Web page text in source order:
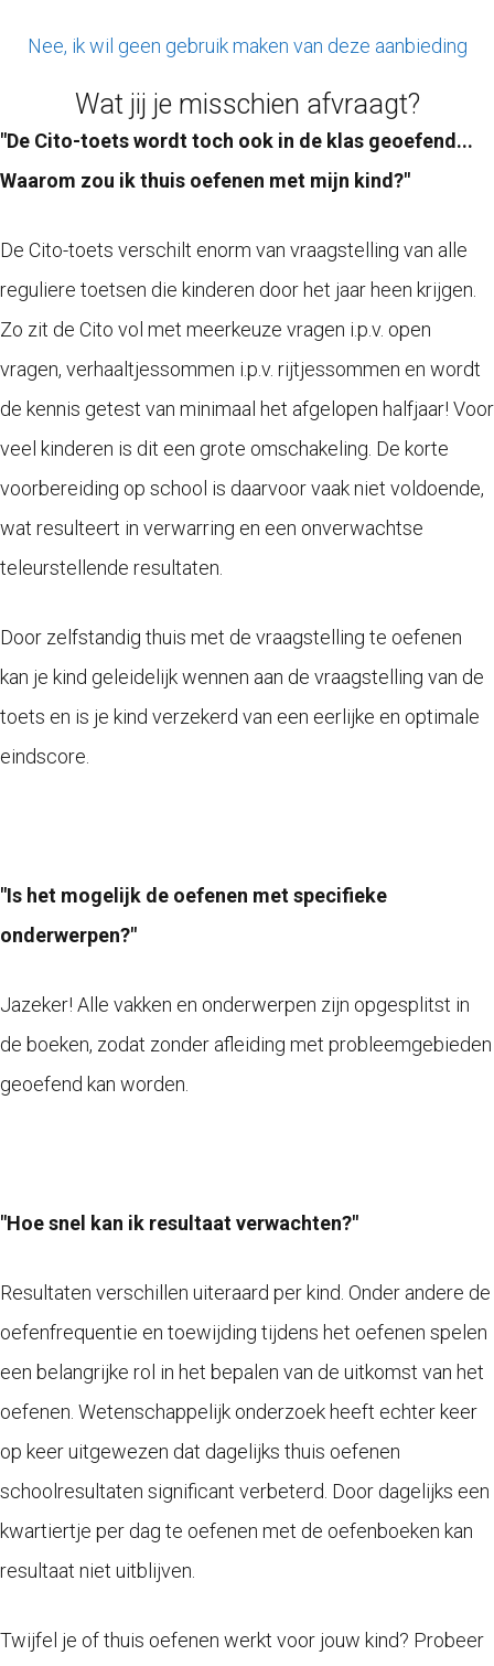
Nee, ik wil geen gebruik maken van deze aanbieding
Wat jij je misschien afvraagt?
"De Cito-toets wordt toch ook in de klas geoefend...
Waarom zou ik thuis oefenen met mijn kind?"
De Cito-toets verschilt enorm van vraagstelling van alle
reguliere toetsen die kinderen door het jaar heen krijgen.
Zo zit de Cito vol met meerkeuze vragen i.p.v. open
vragen, verhaaltjessommen i.p.v. rijtjessommen en wordt
de kennis getest van minimaal het afgelopen halfjaar! Voor
veel kinderen is dit een grote omschakeling. De korte
voorbereiding op school is daarvoor vaak niet voldoende,
wat resulteert in verwarring en een onverwachtse
teleurstellende resultaten.
Door zelfstandig thuis met de vraagstelling te oefenen
kan je kind geleidelijk wennen aan de vraagstelling van de
toets en is je kind verzekerd van een eerlijke en optimale
eindscore.
"Is het mogelijk de oefenen met specifieke
onderwerpen?"
Jazeker! Alle vakken en onderwerpen zijn opgesplitst in
de boeken, zodat zonder afleiding met probleemgebieden
geoefend kan worden.
"Hoe snel kan ik resultaat verwachten?"
Resultaten verschillen uiteraard per kind. Onder andere de
oefenfrequentie en toewijding tijdens het oefenen spelen
een belangrijke rol in het bepalen van de uitkomst van het
oefenen. Wetenschappelijk onderzoek heeft echter keer
op keer uitgewezen dat dagelijks thuis oefenen
schoolresultaten significant verbeterd. Door dagelijks een
kwartiertje per dag te oefenen met de oefenboeken kan
resultaat niet uitblijven.
Twijfel je of thuis oefenen werkt voor jouw kind? Probeer